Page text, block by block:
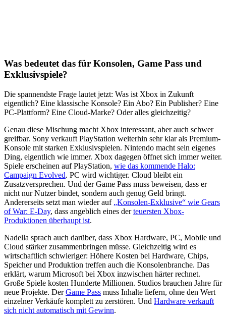
Was bedeutet das für Konsolen, Game Pass und
Exklusivspiele?
Die spannendste Frage lautet jetzt: Was ist Xbox in Zukunft
eigentlich? Eine klassische Konsole? Ein Abo? Ein Publisher? Eine
PC-Plattform? Eine Cloud-Marke? Oder alles gleichzeitig?
Genau diese Mischung macht Xbox interessant, aber auch schwer
greifbar. Sony verkauft PlayStation weiterhin sehr klar als Premium-
Konsole mit starken Exklusivspielen. Nintendo macht sein eigenes
Ding, eigentlich wie immer. Xbox dagegen öffnet sich immer weiter.
Spiele erscheinen auf PlayStation, wie das kommende Halo:
Campaign Evolved. PC wird wichtiger. Cloud bleibt ein
Zusatzversprechen. Und der Game Pass muss beweisen, dass er
nicht nur Nutzer bindet, sondern auch genug Geld bringt.
Andererseits setzt man wieder auf „Konsolen-Exklusive“ wie Gears
of War: E-Day, dass angeblich eines derteuersten Xbox-
Produktionen überhaupt ist.
Nadella sprach auch darüber, dass Xbox Hardware, PC, Mobile und
Cloud stärker zusammenbringen müsse. Gleichzeitig wird es
wirtschaftlich schwieriger: Höhere Kosten bei Hardware, Chips,
Speicher und Produktion treffen auch die Konsolenbranche. Das
erklärt, warum Microsoft bei Xbox inzwischen härter rechnet.
Große Spiele kosten Hunderte Millionen. Studios brauchen Jahre für
neue Projekte. DerGame Pass muss Inhalte liefern, ohne den Wert
einzelner Verkäufe komplett zu zerstören. Und Hardware verkauft
sich nicht automatisch mit Gewinn.